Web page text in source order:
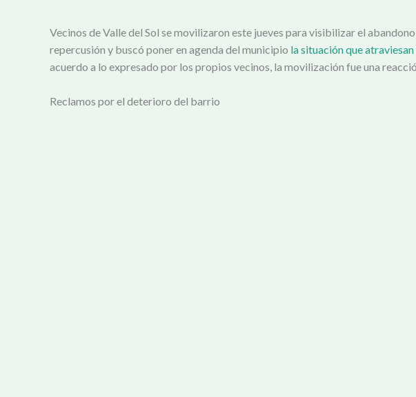
Vecinos de Valle del Sol se movilizaron este jueves para visibilizar el
repercusión y buscó poner en agenda del municipio la situación que
acuerdo a lo expresado por los propios vecinos, la movilización fue una
Reclamos por el deterioro del barrio